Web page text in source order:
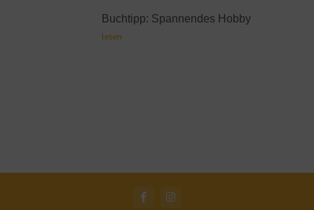
Buchtipp: Spannendes Hobby
lesen